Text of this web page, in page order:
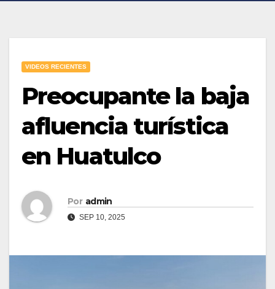
VIDEOS RECIENTES
Preocupante la baja
afluencia turística
en Huatulco
Por admin
SEP 10, 2025